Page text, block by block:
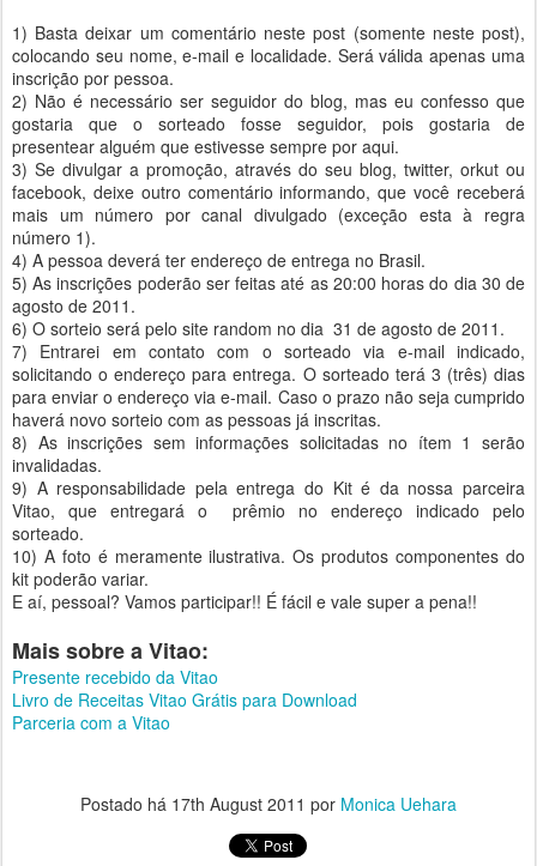
1) Basta deixar um comentário neste post (somente neste post),
colocando seu nome, e-mail e localidade. Será válida apenas uma
inscrição por pessoa.
2) Não é necessário ser seguidor do blog, mas eu confesso que
gostaria que o sorteado fosse seguidor, pois gostaria de
presentear alguém que estivesse sempre por aqui.
3) Se divulgar a promoção, através do seu blog, twitter, orkut ou
facebook, deixe outro comentário informando, que você receberá
mais um número por canal divulgado (exceção esta à regra
número 1).
4) A pessoa deverá ter endereço de entrega no Brasil.
5) As inscrições poderão ser feitas até as 20:00 horas do dia 30 de
agosto de 2011.
6) O sorteio será pelo site random no dia 31 de agosto de 2011.
7) Entrarei em contato com o sorteado via e-mail indicado,
solicitando o endereço para entrega. O sorteado terá 3 (três) dias
para enviar o endereço via e-mail. Caso o prazo não seja cumprido
haverá novo sorteio com as pessoas já inscritas.
8) As inscrições sem informações solicitadas no ítem 1 serão
invalidadas.
9) A responsabilidade pela entrega do Kit é da nossa parceira
Vitao, que entregará o prêmio no endereço indicado pelo
sorteado.
10) A foto é meramente ilustrativa. Os produtos componentes do
kit poderão variar.
E aí, pessoal? Vamos participar!! É fácil e vale super a pena!!
Mais sobre a Vitao:
Presente recebido da Vitao
Livro de Receitas Vitao Grátis para Download
Parceria com a Vitao
Postado há 17th August 2011 por Monica Uehara